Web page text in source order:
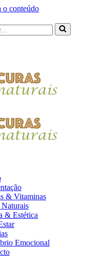
o conteúdo
& Vitaminas
Naturais
& Estética
Emocional